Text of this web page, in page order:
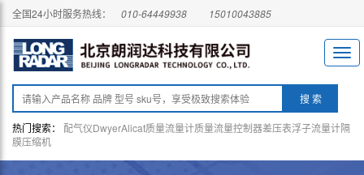
全国24小时服务热线： 010-64449938 15010043885
热门搜索： 配气仪DwyerAlicat质量流量计质量流量控制器差压表浮子流量计隔
膜压缩机